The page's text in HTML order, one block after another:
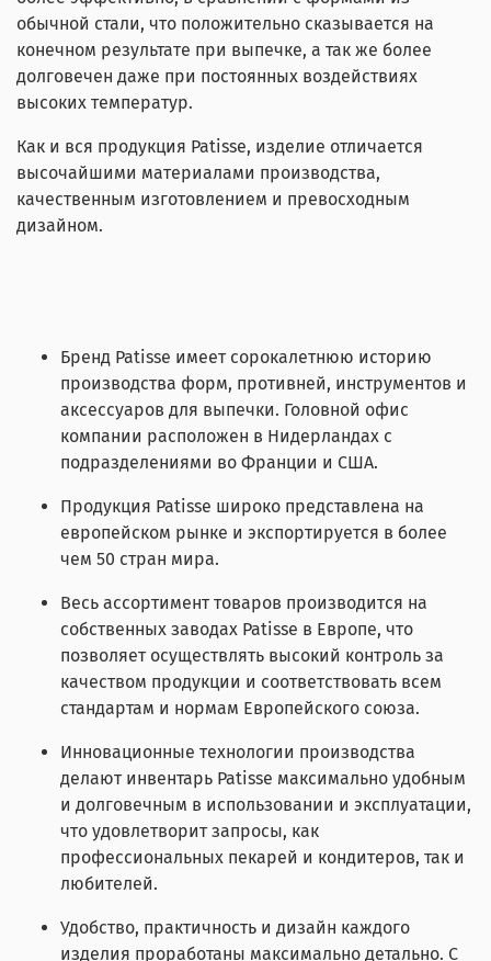
обычной стали, что положительно сказывается на
конечном результате при выпечке, а так же более
долговечен даже при постоянных воздействиях
высоких температур.
Как и вся продукция Patisse, изделие отличается
высочайшими материалами производства,
качественным изготовлением и превосходным
дизайном.
Бренд Patisse имеет сорокалетнюю историю
производства форм, противней, инструментов и
аксессуаров для выпечки. Головной офис
компании расположен в Нидерландах с
подразделениями во Франции и США.
Продукция Patisse широко представлена на
европейском рынке и экспортируется в более
чем 50 стран мира.
Весь ассортимент товаров производится на
собственных заводах Patisse в Европе, что
позволяет осуществлять высокий контроль за
качеством продукции и соответствовать всем
стандартам и нормам Европейского союза.
Инновационные технологии производства
делают инвентарь Patisse максимально удобным
и долговечным в использовании и эксплуатации,
что удовлетворит запросы, как
профессиональных пекарей и кондитеров, так и
любителей.
Удобство, практичность и дизайн каждого
изделия проработаны максимально детально. С